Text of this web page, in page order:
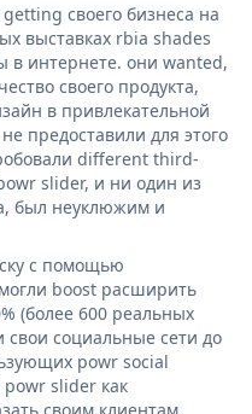
своего бизнеса на
выставках rbia shades
в интернете. они wanted,
своего продукта,
в привлекательной
предоставили для этого
different third-
slider, и ни один из
был неуклюжим и
с помощью
boost расширить
(более 600 реальных
социальные сети до
powr social
slider как